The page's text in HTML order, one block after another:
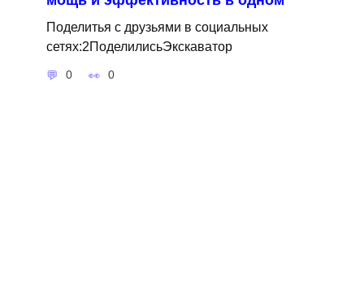
Поделитья с друзьями в социальных
сетях:2ПоделилисьЭкскаватор
0 0